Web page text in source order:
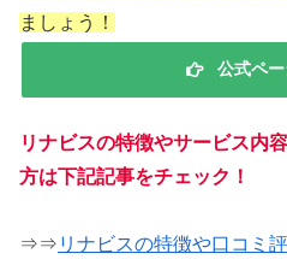
ましょう！
公式ペ
リナビスの特徴やサービス内
方は下記記事をチェック！
⇒⇒ リナビスの特徴や口コミ